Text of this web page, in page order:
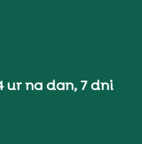
ur na dan, 7 dni